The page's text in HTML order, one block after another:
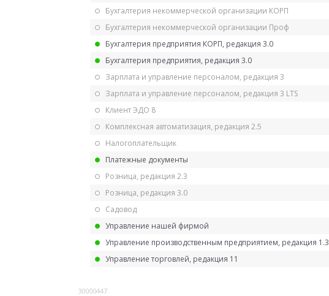
Бухгалтерия некоммерческой организации КОРП
Бухгалтерия некоммерческой организации Проф
Бухгалтерия предприятия КОРП, редакция 3.0
Бухгалтерия предприятия, редакция 3.0
Зарплата и управление персоналом, редакция 3
Зарплата и управление персоналом, редакция 3 LTS
Клиент ЭДО 8
Комплексная автоматизация, редакция 2.5
Налогоплательщик
Платежные документы
Розница, редакция 2.3
Розница, редакция 3.0
Садовод
Управление нашей фирмой
Управление производственным предприятием, редакция 1.3
Управление торговлей, редакция 11
30000447